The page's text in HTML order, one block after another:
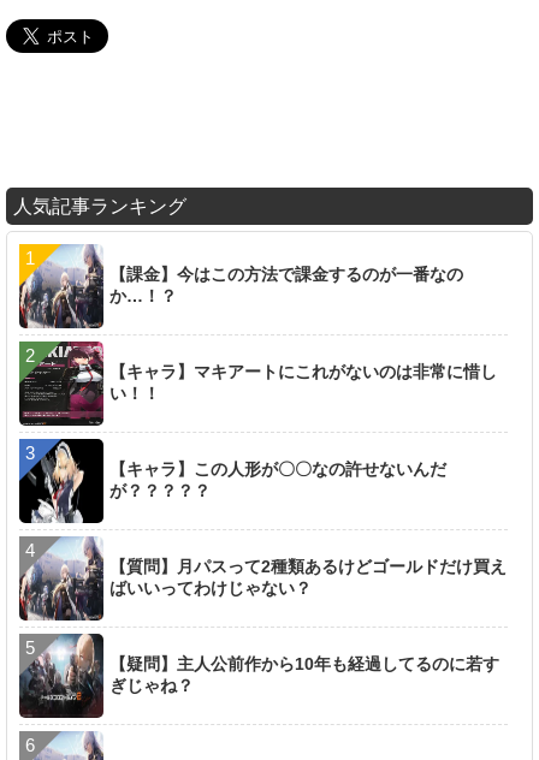
人気記事ランキング
【課金】今はこの方法で課金するのが一番なの
か…！？
【キャラ】マキアートにこれがないのは非常に惜し
い！！
【キャラ】この人形が〇〇なの許せないんだ
が？？？？？
【質問】月パスって2種類あるけどゴールドだけ買え
ばいいってわけじゃない？
【疑問】主人公前作から10年も経過してるのに若す
ぎじゃね？